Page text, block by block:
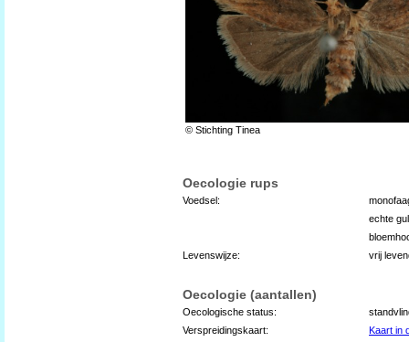
© Stichting Tinea
Oecologie rups
Voedsel:
echte
Levenswijze:
vrij
Oecologie (aantallen)
Oecologische status:
Verspreidingskaart:
Kaart in